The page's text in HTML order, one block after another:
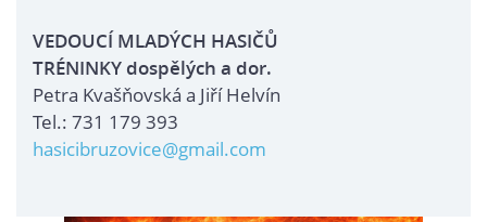
VEDOUCÍ MLADÝCH HASIČŮ
TRÉNINKY dospělých a dor.
Petra Kvašňovská a Jiří Helvín
Tel.: 731 179 393
hasicibruzovice@gmail.com